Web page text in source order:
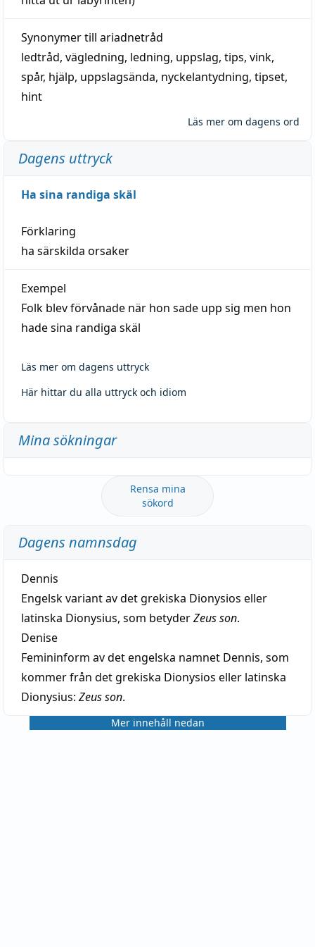
Synonymer till ariadnetråd
ledtråd, vägledning, ledning, uppslag, tips, vink,
spår, hjälp, uppslagsända, nyckelantydning, tipset,
hint
Läs mer om dagens ord
Dagens uttryck
Ha sina randiga skäl
Förklaring
ha särskilda orsaker
Exempel
Folk blev förvånade när hon sade upp sig men hon
hade sina randiga skäl
Läs mer om dagens uttryck
Här hittar du alla uttryck och idiom
Mina sökningar
Rensa mina
sökord
Dagens namnsdag
Dennis
Engelsk variant av det grekiska Dionysios eller
latinska Dionysius, som betyderZeus son.
Denise
Femininform av det engelska namnet Dennis, som
kommer från det grekiska Dionysios eller latinska
Dionysius: Zeus son.
Mer innehåll nedan